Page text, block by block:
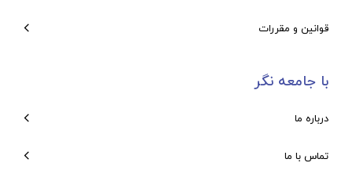
قوانین و مقررات
با جامعه نگر
درباره ما
تماس با ما